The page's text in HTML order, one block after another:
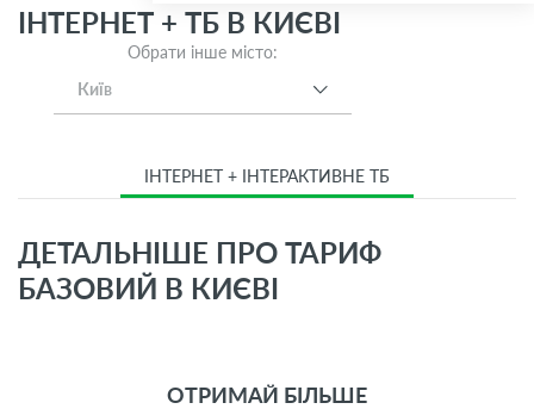
ІНТЕРНЕТ + ТБ В КИЄВІ
Обрати інше місто:
Київ
ІНТЕРНЕТ + ІНТЕРАКТИВНЕ ТБ
ДЕТАЛЬНІШЕ ПРО ТАРИФ
БАЗОВИЙ В КИЄВІ
ОТРИМАЙ БІЛЬШЕ